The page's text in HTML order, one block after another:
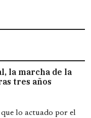
la marcha de la
tres años
lo actuado por el